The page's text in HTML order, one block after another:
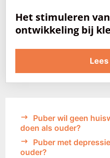
Het stimuleren
ontwikkeling bij
Puber wil geen
doen als ouder?
Puber met
ouder?